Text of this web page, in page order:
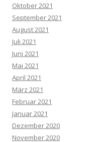
Oktober 2021
September 2021
August 2021
Juli 2021
Juni 2021
Mai 2021
April 2021
März 2021
Februar 2021
Januar 2021
Dezember 2020
November 2020